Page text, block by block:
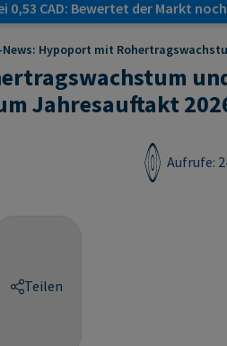
0,53 CAD: Bewertet der Markt
News: Hypoport mit
Jahresauftakt
Aufrufe:
Teilen